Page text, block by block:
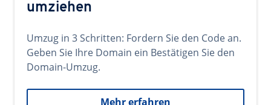
umziehen
Umzug in 3 Schritten: Fordern Sie den Code an.
Geben Sie Ihre Domain ein Bestätigen Sie den
Domain-Umzug.
Mehr erfahren